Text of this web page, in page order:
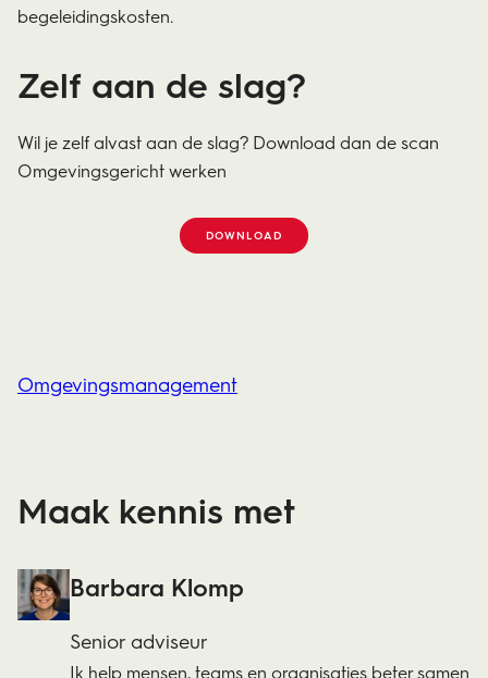
begeleidingskosten.
Zelf aan de slag?
Wil je zelf alvast aan de slag? Download dan de scan
Omgevingsgericht werken
DOWNLOAD
Omgevingsmanagement
Maak kennis met
Barbara Klomp
Senior adviseur
Ik help mensen, teams en organisaties beter samen